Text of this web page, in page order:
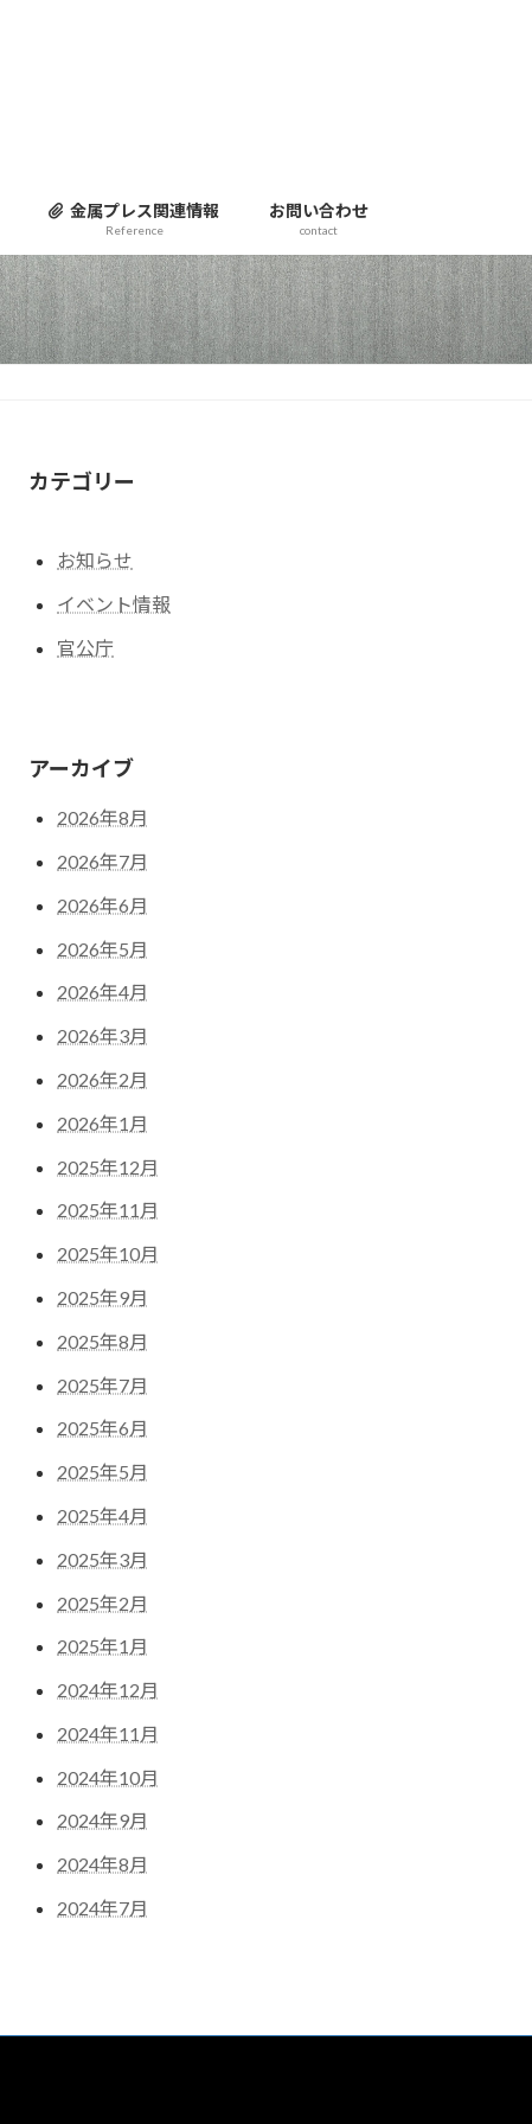
金属プレス関連情報
Reference
お問い合わせ
contact
カテゴリー
お知らせ
イベント情報
官公庁
アーカイブ
2026年8月
2026年7月
2026年6月
2026年5月
2026年4月
2026年3月
2026年2月
2026年1月
2025年12月
2025年11月
2025年10月
2025年9月
2025年8月
2025年7月
2025年6月
2025年5月
2025年4月
2025年3月
2025年2月
2025年1月
2024年12月
2024年11月
2024年10月
2024年9月
2024年8月
2024年7月